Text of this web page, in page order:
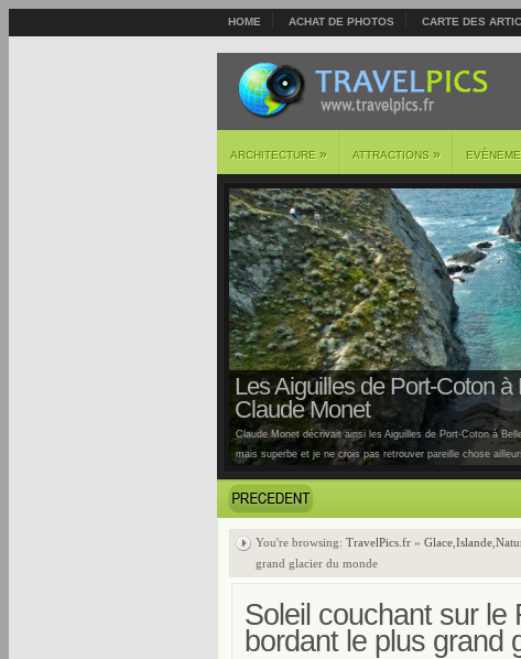
HOME ACHAT DE PHOTOS CARTE DES
ARCHITECTURE » ATTRACTIONS »
Les Aiguilles de Port-Coton
Claude Monet
Claude Monet décrivait ainsi les Aiguilles de Port-Coton à
mais superbe et je ne crois pas retrouver pareille chose
You're browsing: TravelPics.fr » Glace Islande
grand glacier du monde
Soleil couchant sur le
bordant le plus grand